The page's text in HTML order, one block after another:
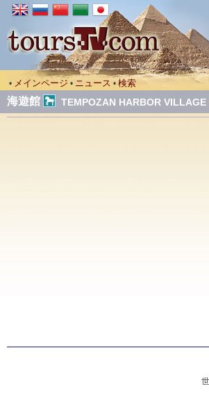
• メインページ • ニュース • 検索
海遊館 TEMPOZAN HARBOR VILLAGE